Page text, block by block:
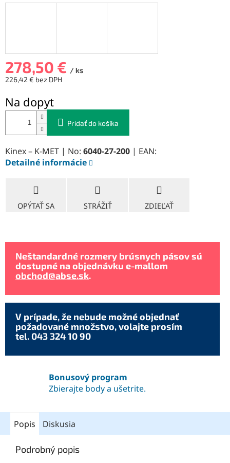
278,50 € / ks
226,42 € bez DPH
cena:
Na dopyt
Pridať do košíka
Kinex – K-MET | No: 6040-27-200 | EAN:
Detailné informácie
OPÝTAŤ SA STRÁŽIŤ ZDIEĽAŤ
Neštandardné rozmery brúsnych pásov sú
dostupné na objednávku e-mallom
obchod@abse.sk.
V prípade, že nebude možné objednať
požadované množstvo, volajte prosím
tel. 043 324 10 90
Bonusový program
Zbierajte body a ušetrite.
Popis Diskusia
Podrobný popis